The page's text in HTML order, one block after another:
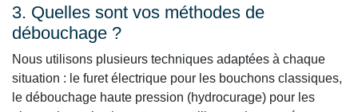
3. Quelles sont vos méthodes de
débouchage ?
Nous utilisons plusieurs techniques adaptées à chaque
situation : le furet électrique pour les bouchons classiques,
le débouchage haute pression (hydrocurage) pour les